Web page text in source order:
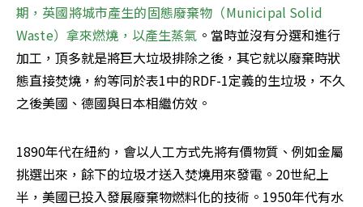
期，英國將城市產生的固態廢棄物（Municipal Solid
Waste）拿來燃燒，以產生蒸氣 。當時並沒有分選和進行
加工，頂多就是將巨大垃圾排除之後，其它就以廢棄時狀
態直接焚燒，約等同於表1中的RDF-1定義的生垃圾，不久
之後美國、德國與日本相繼仿效。
1890年代在紐約，會以人工方式先將有價物質、例如金屬
挑選出來，餘下的垃圾才送入焚燒用來發電。20世紀上
半，美國已投入發展廢棄物燃料化的技術。1950年代有水